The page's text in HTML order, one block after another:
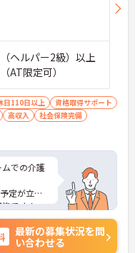
ヘルパー2級）以上
AT限定可）
日110日以上
資格取得サポート
高収入
社会保険完備
での介護
定が立て
です！
さらに詳
さい。
最新の募集状況を問
い合わせる